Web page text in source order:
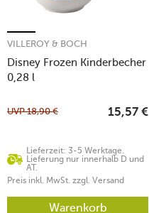
Disney Frozen Kinderbecher
0,28 l
VILLEROY & BOCH
Lieferzeit: 3-5 Werktage.
Lieferung nur innerhalb D und
AT.
UVP18,90 € 15,57 €
Preis inkl. MwSt. zzgl. Versand
Warenkorb